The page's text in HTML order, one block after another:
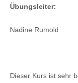
Übungsleiter:
Nadine Rumold
Dieser Kurs ist sehr